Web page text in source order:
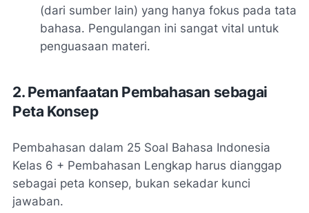
(dari sumber lain) yang hanya fokus pada tata
bahasa. Pengulangan ini sangat vital untuk
penguasaan materi.
2. Pemanfaatan Pembahasan sebagai
Peta Konsep
Pembahasan dalam 25 Soal Bahasa Indonesia
Kelas 6 + Pembahasan Lengkap harus dianggap
sebagai peta konsep, bukan sekadar kunci
jawaban.